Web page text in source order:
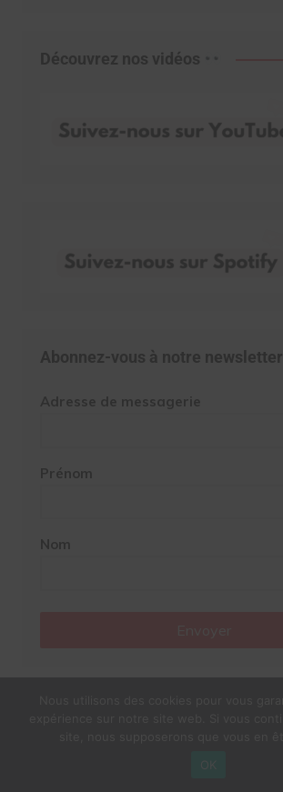
Découvrez nos vidéos
Abonnez-vous à notre newsletter
Adresse de messagerie
Prénom
Nom
OK